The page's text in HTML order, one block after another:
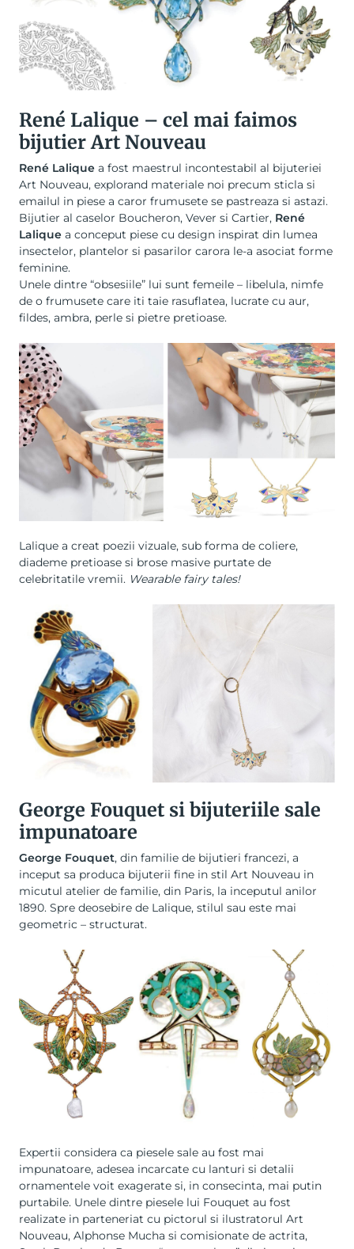
René Lalique – cel mai faimos
bijutier Art Nouveau
René Lalique a fost maestrul incontestabil al bijuteriei
Art Nouveau, explorand materiale noi precum sticla si
emailul in piese a caror frumusete se pastreaza si astazi.
Bijutier al caselor Boucheron, Vever si Cartier, René
Lalique a conceput piese cu design inspirat din lumea
insectelor, plantelor si pasarilor carora le-a asociat forme
feminine.
Unele dintre “obsesiile” lui sunt femeile – libelula, nimfe
de o frumusete care iti taie rasuflatea, lucrate cu aur,
fildes, ambra, perle si pietre pretioase.
Lalique a creat poezii vizuale, sub forma de coliere,
diademe pretioase si brose masive purtate de
celebritatile vremii. Wearable fairy tales!
George Fouquet si bijuteriile sale
impunatoare
George Fouquet, din familie de bijutieri francezi, a
inceput sa produca bijuterii fine in stil Art Nouveau in
micutul atelier de familie, din Paris, la inceputul anilor
1890. Spre deosebire de Lalique, stilul sau este mai
geometric – structurat.
Expertii considera ca piesele sale au fost mai
impunatoare, adesea incarcate cu lanturi si detalii
ornamentele voit exagerate si, in consecinta, mai putin
purtabile. Unele dintre piesele lui Fouquet au fost
realizate in parteneriat cu pictorul si ilustratorul Art
Nouveau, Alphonse Mucha si comisionate de actrita,